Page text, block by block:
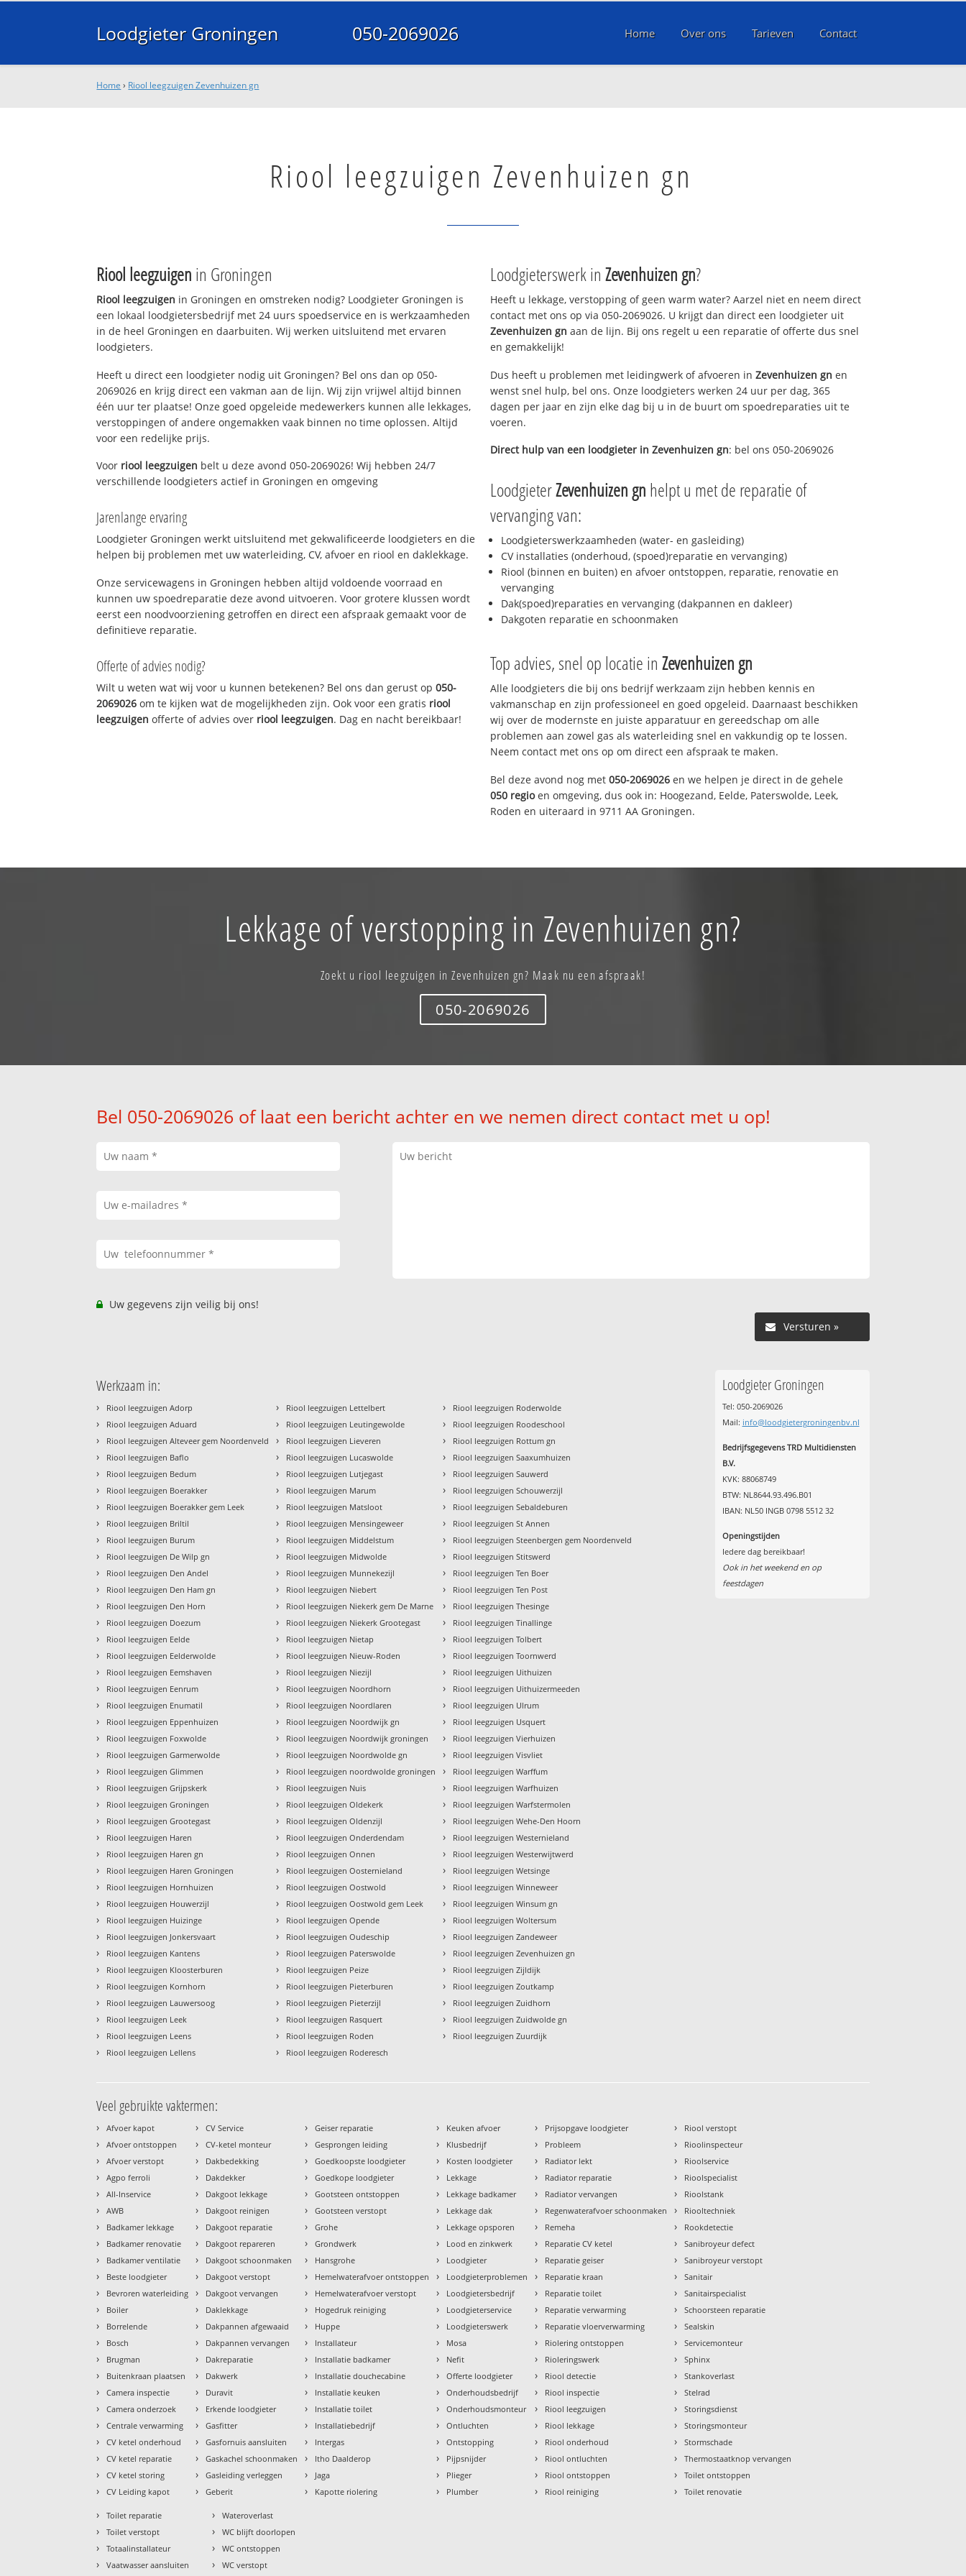
Loodgieter Groningen 050-2069026 Home Over ons Tarieven Contact
Home › Riool leegzuigen Zevenhuizen gn
Riool leegzuigen Zevenhuizen gn
Riool leegzuigen in Groningen
Riool leegzuigen in Groningen en omstreken nodig? Loodgieter Groningen is
een lokaal loodgietersbedrijf met 24 uurs spoedservice en is werkzaamheden
in de heel Groningen en daarbuiten. Wij werken uitsluitend met ervaren
loodgieters.
Heeft u direct een loodgieter nodig uit Groningen? Bel ons dan op 050-
2069026 en krijg direct een vakman aan de lijn. Wij zijn vrijwel altijd binnen
één uur ter plaatse! Onze goed opgeleide medewerkers kunnen alle lekkages,
verstoppingen of andere ongemakken vaak binnen no time oplossen. Altijd
voor een redelijke prijs.
Voor riool leegzuigen belt u deze avond 050-2069026! Wij hebben 24/7
verschillende loodgieters actief in Groningen en omgeving
Jarenlange ervaring
Loodgieter Groningen werkt uitsluitend met gekwalificeerde loodgieters en die
helpen bij problemen met uw waterleiding, CV, afvoer en riool en daklekkage.
Onze servicewagens in Groningen hebben altijd voldoende voorraad en
kunnen uw spoedreparatie deze avond uitvoeren. Voor grotere klussen wordt
eerst een noodvoorziening getroffen en direct een afspraak gemaakt voor de
definitieve reparatie.
Offerte of advies nodig?
Wilt u weten wat wij voor u kunnen betekenen? Bel ons dan gerust op050-
2069026 om te kijken wat de mogelijkheden zijn. Ook voor een gratis riool
leegzuigen offerte of advies over riool leegzuigen. Dag en nacht bereikbaar!
Loodgieterswerk in Zevenhuizen gn?
Heeft u lekkage, verstopping of geen warm water? Aarzel niet en neem direct
contact met ons op via 050-2069026. U krijgt dan direct een loodgieter uit
Zevenhuizen gn aan de lijn. Bij ons regelt u een reparatie of offerte dus snel
en gemakkelijk!
Dus heeft u problemen met leidingwerk of afvoeren in Zevenhuizen gn en
wenst snel hulp, bel ons. Onze loodgieters werken 24 uur per dag, 365
dagen per jaar en zijn elke dag bij u in de buurt om spoedreparaties uit te
voeren.
Direct hulp van een loodgieter in Zevenhuizen gn: bel ons 050-2069026
LoodgieterZevenhuizen gn helpt u met de reparatie of
vervanging van:
Loodgieterswerkzaamheden (water- en gasleiding)
CV installaties (onderhoud, (spoed)reparatie en vervanging)
Riool (binnen en buiten) en afvoer ontstoppen, reparatie, renovatie en
vervanging
Dak(spoed)reparaties en vervanging (dakpannen en dakleer)
Dakgoten reparatie en schoonmaken
Top advies, snel op locatie in Zevenhuizen gn
Alle loodgieters die bij ons bedrijf werkzaam zijn hebben kennis en
vakmanschap en zijn professioneel en goed opgeleid. Daarnaast beschikken
wij over de modernste en juiste apparatuur en gereedschap om alle
problemen aan zowel gas als waterleiding snel en vakkundig op te lossen.
Neem contact met ons op om direct een afspraak te maken.
Bel deze avond nog met 050-2069026 en we helpen je direct in de gehele
050 regioen omgeving, dus ook in: Hoogezand, Eelde, Paterswolde, Leek,
Roden en uiteraard in 9711 AA Groningen.
Lekkage of verstopping in Zevenhuizen gn?
Zoekt u riool leegzuigen in Zevenhuizen gn? Maak nu een afspraak!
050-2069026
Bel 050-2069026 of laat een bericht achter en we nemen direct contact met u op!
Uw gegevens zijn veilig bij ons!
Versturen »
Werkzaam in:
› Riool leegzuigen Adorp
› Riool leegzuigen Aduard
› Riool leegzuigen Alteveer gem Noordenveld
› Riool leegzuigen Baflo
› Riool leegzuigen Bedum
› Riool leegzuigen Boerakker
› Riool leegzuigen Boerakker gem Leek
› Riool leegzuigen Briltil
› Riool leegzuigen Burum
› Riool leegzuigen De Wilp gn
› Riool leegzuigen Den Andel
› Riool leegzuigen Den Ham gn
› Riool leegzuigen Den Horn
› Riool leegzuigen Doezum
› Riool leegzuigen Eelde
› Riool leegzuigen Eelderwolde
› Riool leegzuigen Eemshaven
› Riool leegzuigen Eenrum
› Riool leegzuigen Enumatil
› Riool leegzuigen Eppenhuizen
› Riool leegzuigen Foxwolde
› Riool leegzuigen Garmerwolde
› Riool leegzuigen Glimmen
› Riool leegzuigen Grijpskerk
› Riool leegzuigen Groningen
› Riool leegzuigen Grootegast
› Riool leegzuigen Haren
› Riool leegzuigen Haren gn
› Riool leegzuigen Haren Groningen
› Riool leegzuigen Hornhuizen
› Riool leegzuigen Houwerzijl
› Riool leegzuigen Huizinge
› Riool leegzuigen Jonkersvaart
› Riool leegzuigen Kantens
› Riool leegzuigen Kloosterburen
› Riool leegzuigen Kornhorn
› Riool leegzuigen Lauwersoog
› Riool leegzuigen Leek
› Riool leegzuigen Leens
› Riool leegzuigen Lellens
› Riool leegzuigen Lettelbert
› Riool leegzuigen Leutingewolde
› Riool leegzuigen Lieveren
› Riool leegzuigen Lucaswolde
› Riool leegzuigen Lutjegast
› Riool leegzuigen Marum
› Riool leegzuigen Matsloot
› Riool leegzuigen Mensingeweer
› Riool leegzuigen Middelstum
› Riool leegzuigen Midwolde
› Riool leegzuigen Munnekezijl
› Riool leegzuigen Niebert
› Riool leegzuigen Niekerk gem De Marne
› Riool leegzuigen Niekerk Grootegast
› Riool leegzuigen Nietap
› Riool leegzuigen Nieuw-Roden
› Riool leegzuigen Niezijl
› Riool leegzuigen Noordhorn
› Riool leegzuigen Noordlaren
› Riool leegzuigen Noordwijk gn
› Riool leegzuigen Noordwijk groningen
› Riool leegzuigen Noordwolde gn
› Riool leegzuigen noordwolde groningen
› Riool leegzuigen Nuis
› Riool leegzuigen Oldekerk
› Riool leegzuigen Oldenzijl
› Riool leegzuigen Onderdendam
› Riool leegzuigen Onnen
› Riool leegzuigen Oosternieland
› Riool leegzuigen Oostwold
› Riool leegzuigen Oostwold gem Leek
› Riool leegzuigen Opende
› Riool leegzuigen Oudeschip
› Riool leegzuigen Paterswolde
› Riool leegzuigen Peize
› Riool leegzuigen Pieterburen
› Riool leegzuigen Pieterzijl
› Riool leegzuigen Rasquert
› Riool leegzuigen Roden
› Riool leegzuigen Roderesch
› Riool leegzuigen Roderwolde
› Riool leegzuigen Roodeschool
› Riool leegzuigen Rottum gn
› Riool leegzuigen Saaxumhuizen
› Riool leegzuigen Sauwerd
› Riool leegzuigen Schouwerzijl
› Riool leegzuigen Sebaldeburen
› Riool leegzuigen St Annen
› Riool leegzuigen Steenbergen gem Noordenveld
› Riool leegzuigen Stitswerd
› Riool leegzuigen Ten Boer
› Riool leegzuigen Ten Post
› Riool leegzuigen Thesinge
› Riool leegzuigen Tinallinge
› Riool leegzuigen Tolbert
› Riool leegzuigen Toornwerd
› Riool leegzuigen Uithuizen
› Riool leegzuigen Uithuizermeeden
› Riool leegzuigen Ulrum
› Riool leegzuigen Usquert
› Riool leegzuigen Vierhuizen
› Riool leegzuigen Visvliet
› Riool leegzuigen Warffum
› Riool leegzuigen Warfhuizen
› Riool leegzuigen Warfstermolen
› Riool leegzuigen Wehe-Den Hoorn
› Riool leegzuigen Westernieland
› Riool leegzuigen Westerwijtwerd
› Riool leegzuigen Wetsinge
› Riool leegzuigen Winneweer
› Riool leegzuigen Winsum gn
› Riool leegzuigen Woltersum
› Riool leegzuigen Zandeweer
› Riool leegzuigen Zevenhuizen gn
› Riool leegzuigen Zijldijk
› Riool leegzuigen Zoutkamp
› Riool leegzuigen Zuidhorn
› Riool leegzuigen Zuidwolde gn
› Riool leegzuigen Zuurdijk
Loodgieter Groningen
Tel: 050-2069026
Mail: info@loodgietergroningenbv.nl
Bedrijfsgegevens TRD Multidiensten
B.V.
KVK: 88068749
BTW: NL8644.93.496.B01
IBAN: NL50 INGB 0798 5512 32
Openingstijden
Iedere dag bereikbaar!
Ook in het weekend en op
feestdagen
Veel gebruikte vaktermen:
› Afvoer kapot
› Afvoer ontstoppen
› Afvoer verstopt
› Agpo ferroli
› All-Inservice
› AWB
› Badkamer lekkage
› Badkamer renovatie
› Badkamer ventilatie
› Beste loodgieter
› Bevroren waterleiding
› Boiler
› Borrelende
› Bosch
› Brugman
› Buitenkraan plaatsen
› Camera inspectie
› Camera onderzoek
› Centrale verwarming
› CV ketel onderhoud
› CV ketel reparatie
› CV ketel storing
› CV Leiding kapot
› CV Service
› CV-ketel monteur
› Dakbedekking
› Dakdekker
› Dakgoot lekkage
› Dakgoot reinigen
› Dakgoot reparatie
› Dakgoot repareren
› Dakgoot schoonmaken
› Dakgoot verstopt
› Dakgoot vervangen
› Daklekkage
› Dakpannen afgewaaid
› Dakpannen vervangen
› Dakreparatie
› Dakwerk
› Duravit
› Erkende loodgieter
› Gasfitter
› Gasfornuis aansluiten
› Gaskachel schoonmaken
› Gasleiding verleggen
› Geberit
› Geiser reparatie
› Gesprongen leiding
› Goedkoopste loodgieter
› Goedkope loodgieter
› Gootsteen ontstoppen
› Gootsteen verstopt
› Grohe
› Grondwerk
› Hansgrohe
› Hemelwaterafvoer ontstoppen
› Hemelwaterafvoer verstopt
› Hogedruk reiniging
› Huppe
› Installateur
› Installatie badkamer
› Installatie douchecabine
› Installatie keuken
› Installatie toilet
› Installatiebedrijf
› Intergas
› Itho Daalderop
› Jaga
› Kapotte riolering
› Keuken afvoer
› Klusbedrijf
› Kosten loodgieter
› Lekkage
› Lekkage badkamer
› Lekkage dak
› Lekkage opsporen
› Lood en zinkwerk
› Loodgieter
› Loodgieterproblemen
› Loodgietersbedrijf
› Loodgieterservice
› Loodgieterswerk
› Mosa
› Nefit
› Offerte loodgieter
› Onderhoudsbedrijf
› Onderhoudsmonteur
› Ontluchten
› Ontstopping
› Pijpsnijder
› Plieger
› Plumber
› Prijsopgave loodgieter
› Probleem
› Radiator lekt
› Radiator reparatie
› Radiator vervangen
› Regenwaterafvoer schoonmaken
› Remeha
› Reparatie CV ketel
› Reparatie geiser
› Reparatie kraan
› Reparatie toilet
› Reparatie verwarming
› Reparatie vloerverwarming
› Riolering ontstoppen
› Rioleringswerk
› Riool detectie
› Riool inspectie
› Riool leegzuigen
› Riool lekkage
› Riool onderhoud
› Riool ontluchten
› Riool ontstoppen
› Riool reiniging
› Riool verstopt
› Rioolinspecteur
› Rioolservice
› Rioolspecialist
› Rioolstank
› Riooltechniek
› Rookdetectie
› Sanibroyeur defect
› Sanibroyeur verstopt
› Sanitair
› Sanitairspecialist
› Schoorsteen reparatie
› Sealskin
› Servicemonteur
› Sphinx
› Stankoverlast
› Stelrad
› Storingsdienst
› Storingsmonteur
› Stormschade
› Thermostaatknop vervangen
› Toilet ontstoppen
› Toilet renovatie
› Toilet reparatie
› Toilet verstopt
› Totaalinstallateur
› Vaatwasser aansluiten
› Wateroverlast
› WC blijft doorlopen
› WC ontstoppen
› WC verstopt